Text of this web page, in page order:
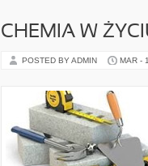
CHEMIA W
POSTED BY ADMIN MAR -